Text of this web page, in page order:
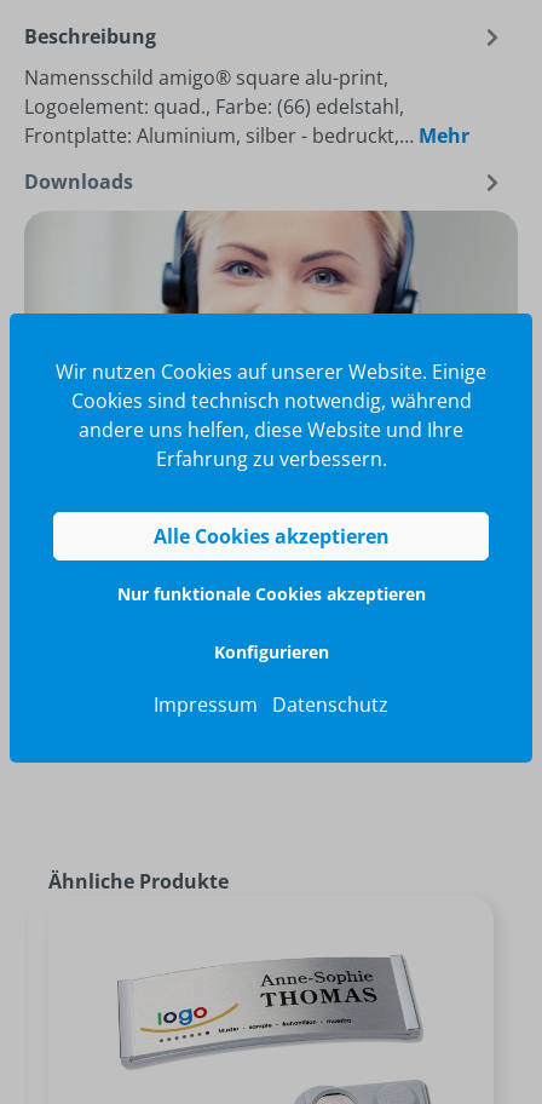
Beschreibung
Namensschild amigo® square alu-print,
Logoelement: quad., Farbe: (66) edelstahl,
Frontplatte: Aluminium, silber - bedruckt,… Mehr
Downloads
Wir glänzen für Sie
040 / 570 18 25 70
info@brilliant-promotion.com
Jetzt anfragen
Ähnliche Produkte
Wir nutzen Cookies auf unserer Website. Einige
Cookies sind technisch notwendig, während
andere uns helfen, diese Website und Ihre
Erfahrung zu verbessern.
Alle Cookies akzeptieren
Nur funktionale Cookies akzeptieren
Konfigurieren
Impressum Datenschutz